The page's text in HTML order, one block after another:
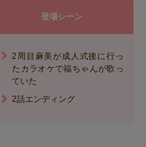
登場シーン
2周目麻美が成人式後に行っ
たカラオケで福ちゃんが歌っ
ていた
2話エンディング